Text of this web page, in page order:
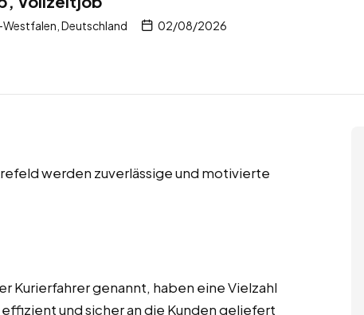
Deutschland 02/08/2026
werden zuverlässige und motivierte
Kurierfahrer genannt, haben eine Vielzahl
und sicher an die Kunden geliefert